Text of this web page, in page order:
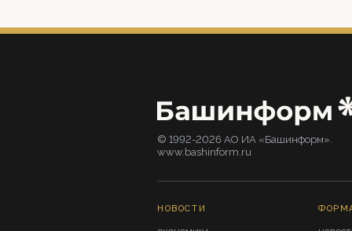
© 1992-2026 АО ИА «Башинформ».
www.bashinform.ru
НОВОСТИ